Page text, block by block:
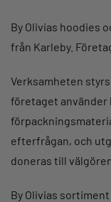
By Olivias hoodies
från Karleby.
Verksamheten
företaget använder
efterfrågan, och
doneras till
By Olivias